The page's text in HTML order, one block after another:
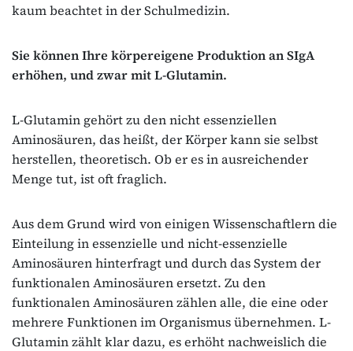
kaum beachtet in der Schulmedizin.
Sie können Ihre körpereigene Produktion an SIgA
erhöhen, und zwar mit L-Glutamin.
L-Glutamin gehört zu den nicht essenziellen
Aminosäuren, das heißt, der Körper kann sie selbst
herstellen, theoretisch. Ob er es in ausreichender
Menge tut, ist oft fraglich.
Aus dem Grund wird von einigen Wissenschaftlern die
Einteilung in essenzielle und nicht-essenzielle
Aminosäuren hinterfragt und durch das System der
funktionalen Aminosäuren ersetzt. Zu den
funktionalen Aminosäuren zählen alle, die eine oder
mehrere Funktionen im Organismus übernehmen. L-
Glutamin zählt klar dazu, es erhöht nachweislich die